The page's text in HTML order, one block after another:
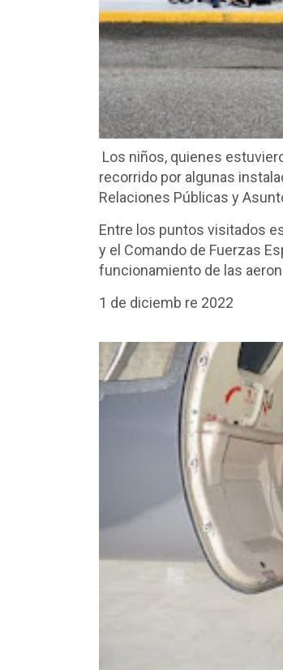
Los niños, quienes
recorrido por algunas
Relaciones Públicas y
Entre los puntos visitados
y el Comando de Fuerzas
funcionamiento de las
1 de diciemb re 2022